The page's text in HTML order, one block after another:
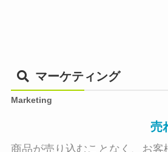
マーケティング
Marketing
売
商品が売り込むことなく、お